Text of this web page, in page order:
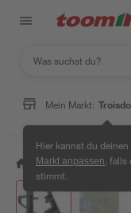
Mein Markt:
Hier kannst du deinen
Markt anpassen ,
stimmt.
/ Garten & Freizeit /